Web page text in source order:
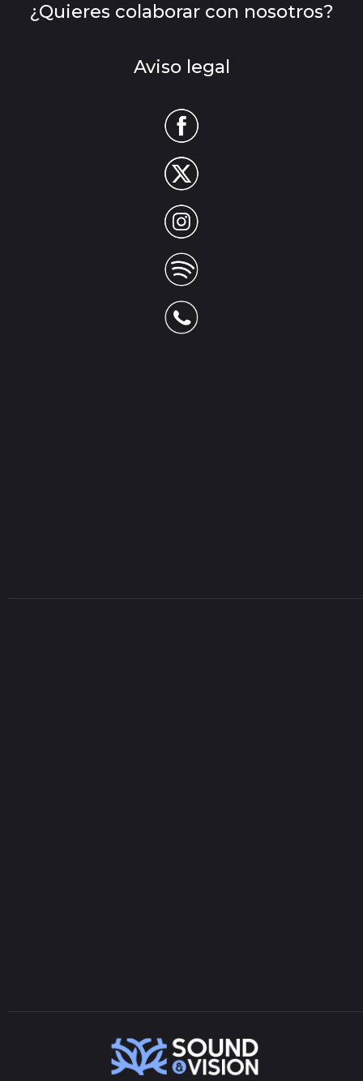
¿Quieres colaborar con nosotros?
Aviso legal